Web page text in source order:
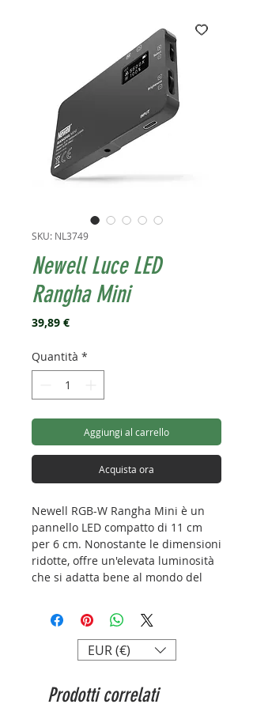
SKU: NL3749
Newell Luce LED
Rangha Mini
39,89 €Prezzo
Quantità *
Aggiungi al carrello
Acquista ora
Newell RGB-W Rangha Mini è un
pannello LED compatto di 11 cm
per 6 cm. Nonostante le dimensioni
ridotte, offre un'elevata luminosità
che si adatta bene al mondo del
gamma di regolazione della
temperatura di colore (2500 - 9900
K) consente di ottenere toni di luce
sia caldi che freddi.
Specifiche:
EUR (€)
Prodotti correlati